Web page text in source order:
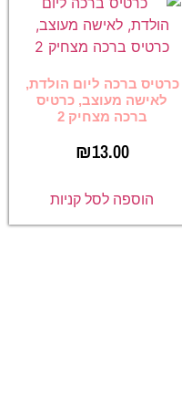
כרטיס ברכה ליום הולדת,
לאישה מעוצב, כרטיס
ברכה מצחיק 2
₪13.00
הוספה לסל קניות